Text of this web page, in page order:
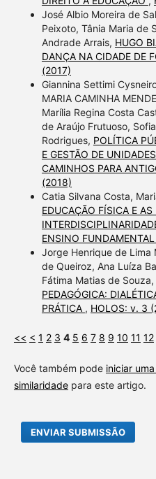
José Albio Moreira de
Peixoto, Tânia Maria de
Andrade Arrais, HUGO
DANÇA NA CIDADE DE
(2017)
Giannina Settimi
MARIA CAMINHA
Marília Regina Costa
de Araújo Frutuoso,
Rodrigues, POLÍTICA
E GESTÃO DE
CAMINHOS PARA
(2018)
Catia Silvana Costa,
EDUCAÇÃO FÍSICA E AS
ENSINO FUNDAMENTAL
Jorge Henrique de Lima
de Queiroz, Ana Luíza
Fátima Matias de Souza,
PEDAGÓGICA:
PRÁTICA , HOLOS: v. 3
<< < 1 2 3 4 5 6 7 8 9 10 11 12
Você também pode iniciar
similaridadepara este artigo.
ENVIAR SUBMISSÃO